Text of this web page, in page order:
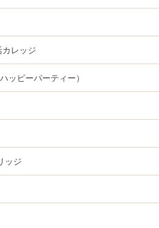
レッジ
ッピーパーティー）
ッジ